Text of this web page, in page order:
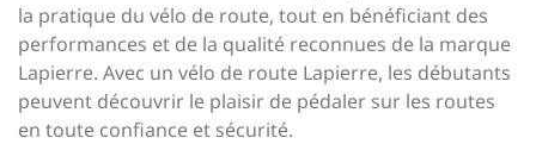
la pratique du vélo de route, tout en bénéficiant des
performances et de la qualité reconnues de la marque
Lapierre. Avec un vélo de route Lapierre, les débutants
peuvent découvrir le plaisir de pédaler sur les routes
en toute confiance et sécurité.